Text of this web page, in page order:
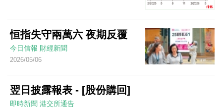
恒指失守兩萬六 夜期反覆
今日信報 財經新聞
2026/05/06
翌日披露報表 - [股份購回]
即時新聞 港交所通告